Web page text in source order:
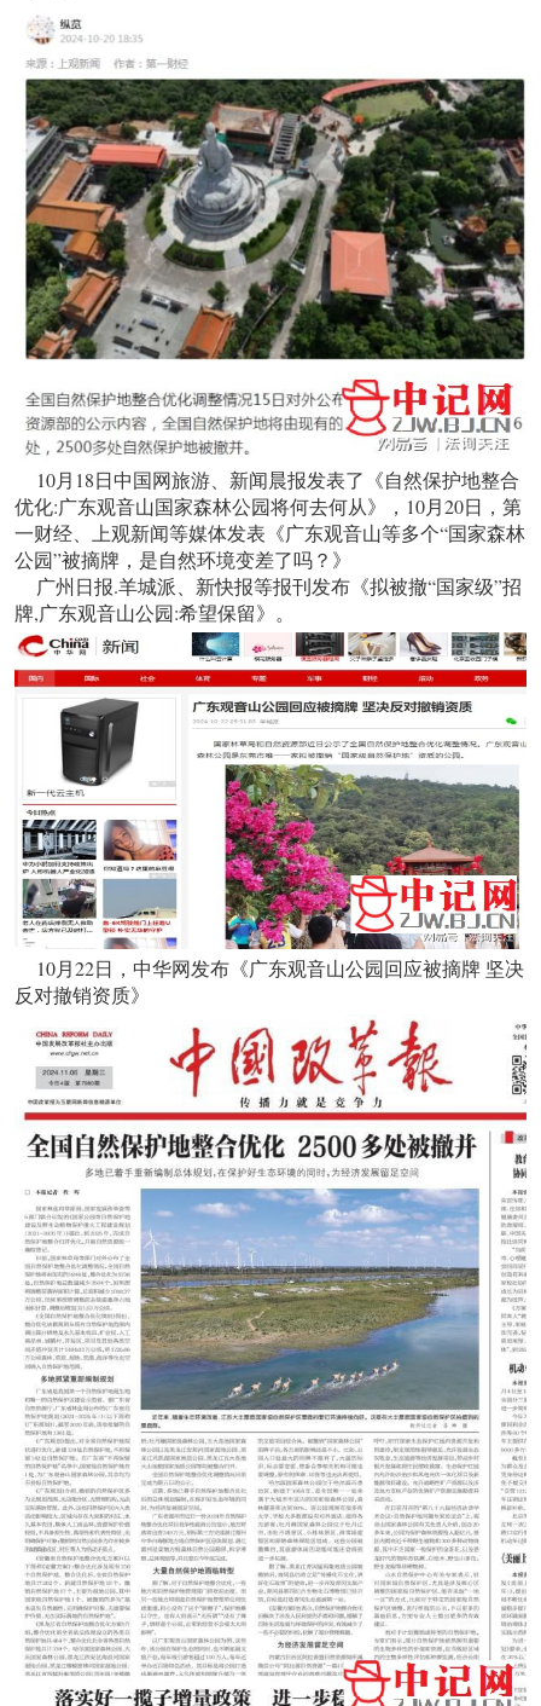
10月18日中国网旅游、新闻晨报发表了《自然保护地整合
优化:广东观音山国家森林公园将何去何从》，10月20日，第
一财经、上观新闻等媒体发表《广东观音山等多个“国家森林
公园”被摘牌，是自然环境变差了吗？》
广州日报.羊城派、新快报等报刊发布《拟被撤“国家级”招
牌,广东观音山公园:希望保留》。
10月22日，中华网发布《广东观音山公园回应被摘牌 坚决
反对撤销资质》